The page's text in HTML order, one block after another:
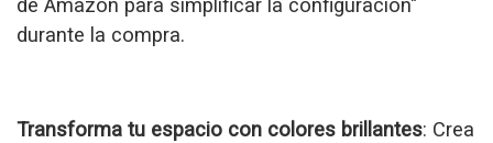
de Amazon para simplificar la configuración"
durante la compra.
Transforma tu espacio con colores brillantes: Crea